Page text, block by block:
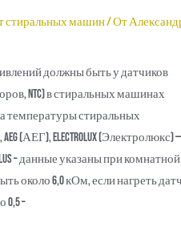
стиральных машин/ От
должны быть у датчиков
NTC) в стиральных машинах
температуры стиральных
(АЕГ), Electrolux (Электролюкс) —
PLUS – данные указаны при комнатной
около 6,0 кОм, если нагреть
0,5 –